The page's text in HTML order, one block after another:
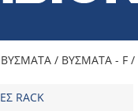
ΒΥΣΜΑΤΑ / ΒΥΣΜΑΤΑ - F /
RACK